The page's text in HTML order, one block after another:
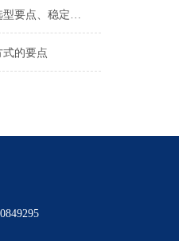
试验机传感器：选型要点、稳定性及分类详解
的要点